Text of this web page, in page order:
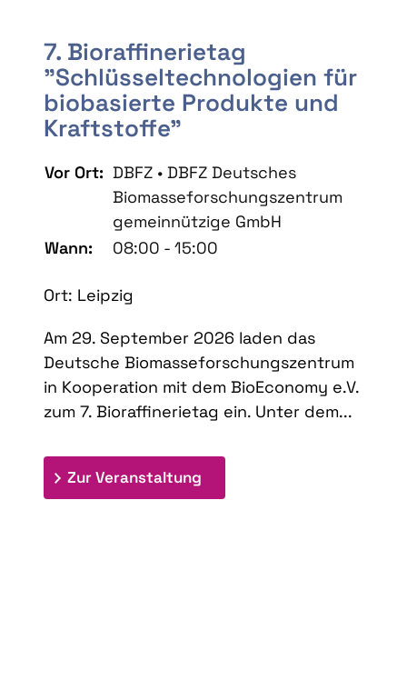
7. Bioraffinerietag
"Schlüsseltechnologien für
biobasierte Produkte und
Kraftstoffe"
Vor Ort: DBFZ • DBFZ Deutsches
Biomasseforschungszentrum
gemeinnützige GmbH
Wann:
08:00 - 15:00
Ort: Leipzig
Am 29. September 2026 laden das
Deutsche Biomasseforschungszentrum
in Kooperation mit dem BioEconomy e.V.
zum 7. Bioraffinerietag ein. Unter dem...
Zur Veranstaltung